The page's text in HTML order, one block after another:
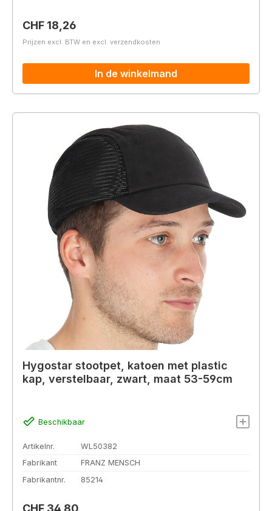
Normale prijs:
CHF 18,26
Prijzen excl. BTW en excl. verzendkosten
In de winkelmand
Hygostar stootpet, katoen met plastic
kap, verstelbaar, zwart, maat 53-59cm
Beschikbaar
Artikelnr.
WL50382
Fabrikant
FRANZ MENSCH
Fabrikantnr.
85214
Normale prijs: